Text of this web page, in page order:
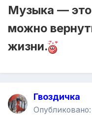
Музыка —
можно
жизни.
Гвоздичка
Опубликовано: